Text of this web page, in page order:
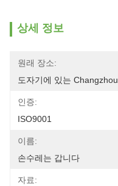
상세 정보
원래 장소:
도자기에 있는 Changzhou
인증:
ISO9001
이름:
손수레는 갑니다
자료: